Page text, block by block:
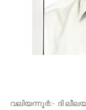
വലിയന്നൂർ:- ദി